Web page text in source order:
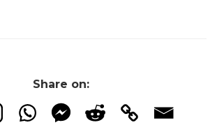
Share on: